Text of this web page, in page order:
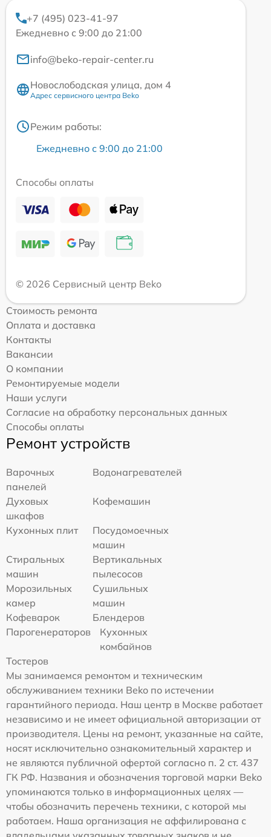
+7 (495) 023-41-97
Ежедневно с 9:00 до 21:00
info@beko-repair-center.ru
Новослободская улица, дом 4
Адрес сервисного центра Beko
Режим работы:
Ежедневно с 9:00 до 21:00
Способы оплаты
© 2026 Сервисный центр Beko
Стоимость ремонта
Оплата и доставка
Контакты
Вакансии
О компании
Ремонтируемые модели
Наши услуги
Согласие на обработку персональных данных
Способы оплаты
Ремонт устройств
Варочных
панелей
Водонагревателей
Духовых
шкафов
Кофемашин
Кухонных плит
Посудомоечных
машин
Стиральных
машин
Вертикальных
пылесосов
Морозильных
камер
Сушильных
машин
Кофеварок
Блендеров
Парогенераторов
Кухонных
комбайнов
Тостеров
Мы занимаемся ремонтом и техническим
обслуживанием техники Beko по истечении
гарантийного периода. Наш центр в Москве работает
независимо и не имеет официальной авторизации от
производителя. Цены на ремонт, указанные на сайте,
носят исключительно ознакомительный характер и
не являются публичной офертой согласно п. 2 ст. 437
ГК РФ. Названия и обозначения торговой марки Beko
упоминаются только в информационных целях —
чтобы обозначить перечень техники, с которой мы
работаем. Наша организация не аффилирована с